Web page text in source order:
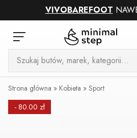
VIVOBAREFOOT
Wyszukiwarka
produktów
Strona główna » Kobieta » Sport
- 80.00 zł